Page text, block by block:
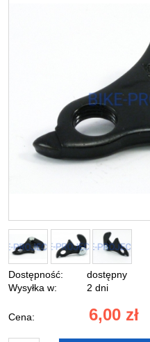
Dostępność:
dostępny
Wysyłka w:
2 dni
Cena: 6,00 zł